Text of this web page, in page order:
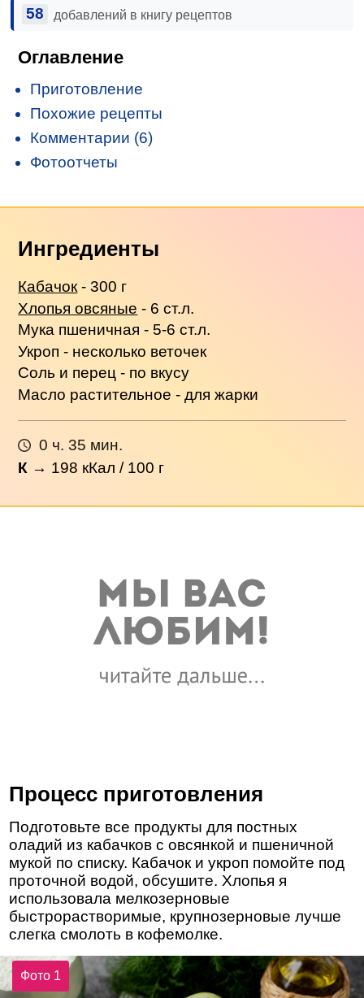
58 добавлений в книгу рецептов
Оглавление
Приготовление
Похожие рецепты
Комментарии (6)
Фотоотчеты
Ингредиенты
Кабачок- 300 г
Хлопья овсяные - 6 ст.л.
Мука пшеничная - 5-6 ст.л.
Укроп - несколько веточек
Соль и перец - по вкусу
Масло растительное - для жарки
0 ч. 35 мин.
К → 198 кКал / 100 г
Процесс приготовления
Подготовьте все продукты для постных
оладий из кабачков с овсянкой и пшеничной
мукой по списку. Кабачок и укроп помойте под
проточной водой, обсушите. Хлопья я
использовала мелкозерновые
быстрорастворимые, крупнозерновые лучше
слегка смолоть в кофемолке.
Фото 1